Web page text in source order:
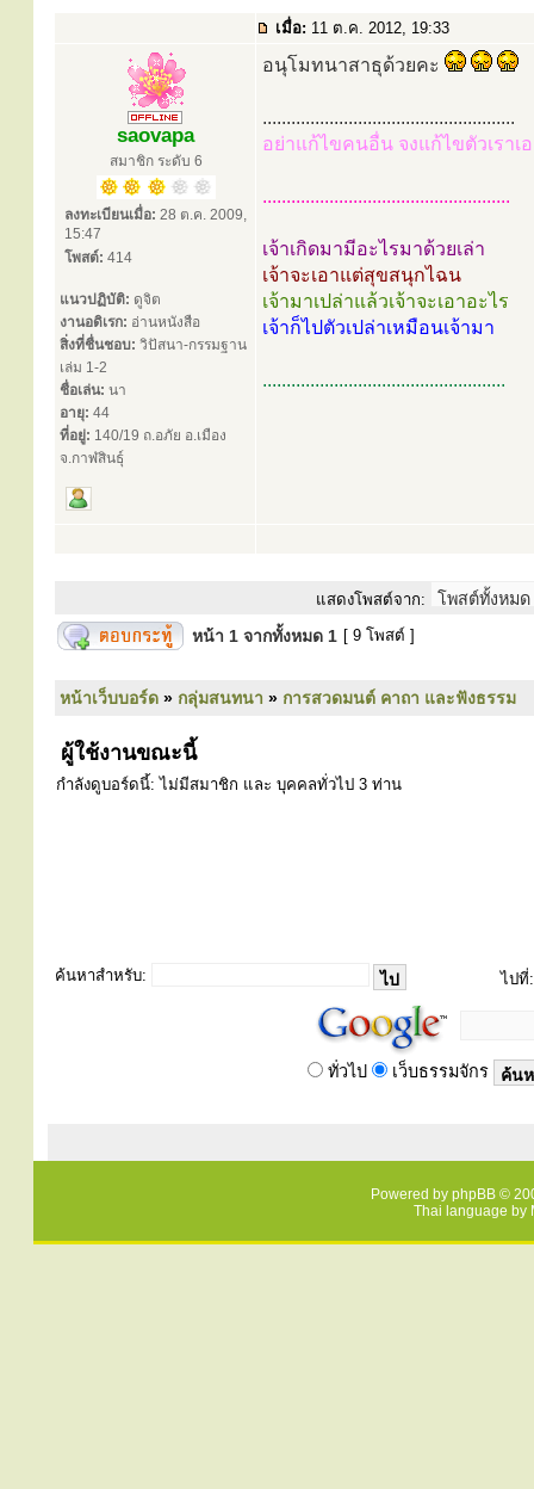
เมื่อ: 11 ต.ค. 2012, 19:33
saovapa
สมาชิก ระดับ 6
ลงทะเบียนเมื่อ: 28 ต.ค. 2009,
15:47
โพสต์: 414
แนวปฏิบัติ: ดูจิต
งานอดิเรก: อ่านหนังสือ
สิ่งที่ชื่นชอบ: วิปัสนา-กรรมฐาน
เล่ม 1-2
ชื่อเล่น: นา
อายุ: 44
ที่อยู่: 140/19 ถ.อภัย อ.เมือง
จ.กาฬสินธุ์
อนุโมทนาสาธุด้วยคะ
.....................................................
อย่าแก้ไขคนอื่น จงแก้ไขตัวเราเ
....................................................
เจ้าเกิดมามีอะไรมาด้วยเล่า
เจ้าจะเอาแต่สุขสนุกไฉน
เจ้ามาเปล่าแล้วเจ้าจะเอาอะไร
เจ้าก็ไปตัวเปล่าเหมือนเจ้ามา
...................................................
แสดงโพสต์จาก:
หน้า 1 จากทั้งหมด 1 [ 9 โพสต์ ]
หน้าเว็บบอร์ด » กลุ่มสนทนา » การสวดมนต์ คาถา และฟังธรรม
ผู้ใช้งานขณะนี้
กำลังดูบอร์ดนี้: ไม่มีสมาชิก และ บุคคลทั่วไป 3 ท่าน
ค้นหาสำหรับ: ไปที่:
ทั่วไป เว็บธรรมจักร
Powered by phpBB ©
Thai language by